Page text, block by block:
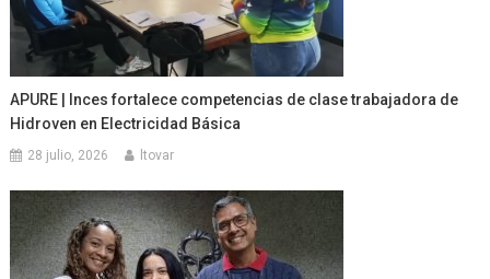
APURE | Inces fortalece competencias de clase trabajadora de
Hidroven en Electricidad Básica
28 julio, 2026 ltovar